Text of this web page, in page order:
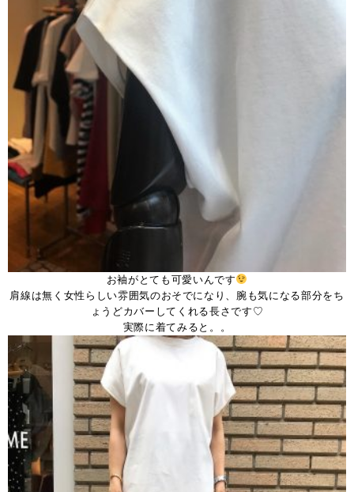
お袖がとても可愛いんです
肩線は無く女性らしい雰囲気のおそでになり、腕も気になる部分をち
ょうどカバーしてくれる長さです♡
実際に着てみると。。